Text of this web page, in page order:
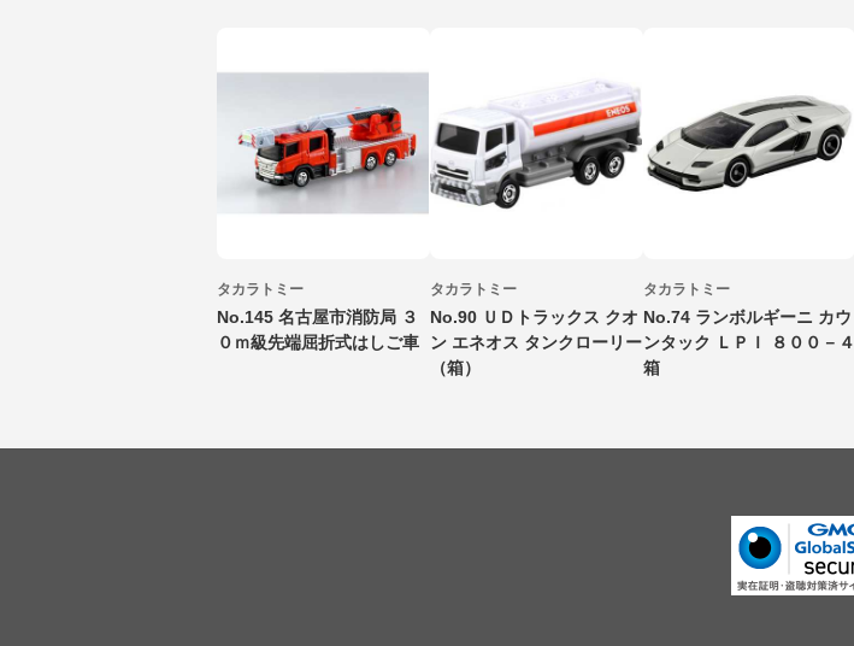
タカラトミー
No.145 名古屋市消防局 ３
０ｍ級先端屈折式はしご車
タカラトミー
No.90 ＵＤトラックス クオ
ン エネオス タンクローリー
（箱）
タカラトミー
No.74 ランボルギーニ カウ
ンタック ＬＰＩ ８００－４
箱